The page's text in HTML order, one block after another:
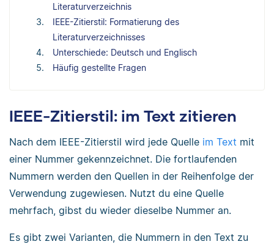
Literaturverzeichnis
IEEE-Zitierstil: Formatierung des
Literaturverzeichnisses
Unterschiede: Deutsch und Englisch
Häufig gestellte Fragen
IEEE-Zitierstil: im Text zitieren
Nach dem IEEE-Zitierstil wird jede Quelle im Text mit
einer Nummer gekennzeichnet. Die fortlaufenden
Nummern werden den Quellen in der Reihenfolge der
Verwendung zugewiesen. Nutzt du eine Quelle
mehrfach, gibst du wieder dieselbe Nummer an.
Es gibt zwei Varianten, die Nummern in den Text zu